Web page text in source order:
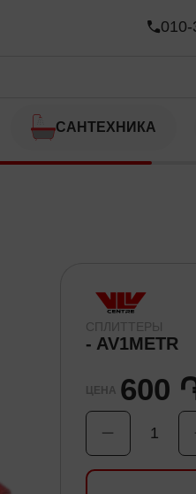
САНТЕХНИКА
СПЛИТТЕРЫ
- AV1METR
ЦЕНА 600
1